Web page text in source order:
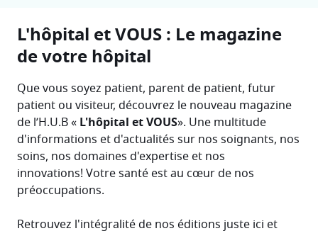
L'hôpital et VOUS : Le magazine
de votre hôpital
Que vous soyez patient, parent de patient, futur
patient ou visiteur, découvrez le nouveau magazine
de l’H.U.B « L'hôpital et VOUS». Une multitude
d'informations et d'actualités sur nos soignants, nos
soins, nos domaines d'expertise et nos
innovations! Votre santé est au cœur de nos
préoccupations.
Retrouvez l'intégralité de nos éditions juste ici et